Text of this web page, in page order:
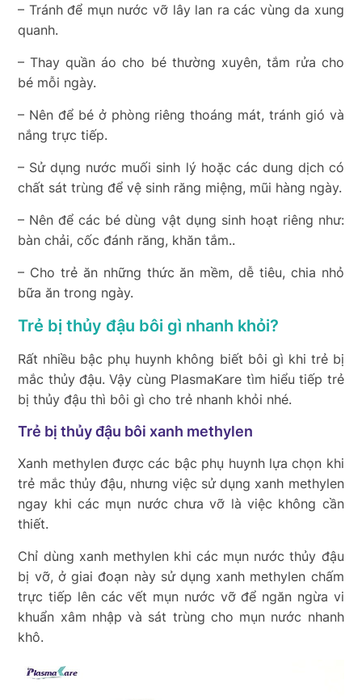
– Tránh để mụn nước vỡ lây lan ra các vùng da xung
quanh.
– Thay quần áo cho bé thường xuyên, tắm rửa cho
bé mỗi ngày.
– Nên để bé ở phòng riêng thoáng mát, tránh gió và
nắng trực tiếp.
– Sử dụng nước muối sinh lý hoặc các dung dịch có
chất sát trùng để vệ sinh răng miệng, mũi hàng ngày.
– Nên để các bé dùng vật dụng sinh hoạt riêng như:
bàn chải, cốc đánh răng, khăn tắm..
– Cho trẻ ăn những thức ăn mềm, dễ tiêu, chia nhỏ
bữa ăn trong ngày.
Trẻ bị thủy đậu bôi gì nhanh khỏi?
Rất nhiều bậc phụ huynh không biết bôi gì khi trẻ bị
mắc thủy đậu. Vậy cùng PlasmaKare tìm hiểu tiếp trẻ
bị thủy đậu thì bôi gì cho trẻ nhanh khỏi nhé.
Trẻ bị thủy đậu bôi xanh methylen
Xanh methylen được các bậc phụ huynh lựa chọn khi
trẻ mắc thủy đậu, nhưng việc sử dụng xanh methylen
ngay khi các mụn nước chưa vỡ là việc không cần
thiết.
Chỉ dùng xanh methylen khi các mụn nước thủy đậu
bị vỡ, ở giai đoạn này sử dụng xanh methylen chấm
trực tiếp lên các vết mụn nước vỡ để ngăn ngừa vi
khuẩn xâm nhập và sát trùng cho mụn nước nhanh
khô.